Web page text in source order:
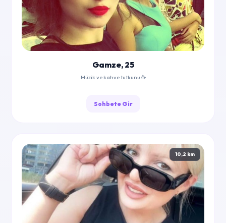
Gamze, 25
Müzik ve kahve tutkunu ☕
Sohbete Gir
10,2 km